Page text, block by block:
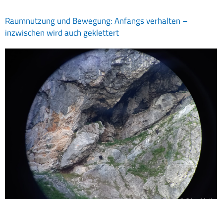
Raumnutzung und Bewegung: Anfangs verhalten –
inzwischen wird auch geklettert